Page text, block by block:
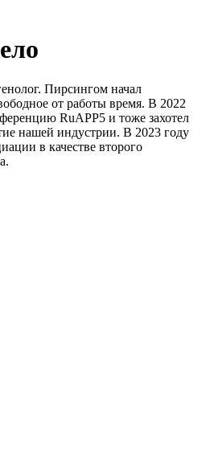
Пирсингом начал
от работы время. В 2022
RuAPP5 и тоже захотел
нашей индустрии. В 2023 году
в качестве второго